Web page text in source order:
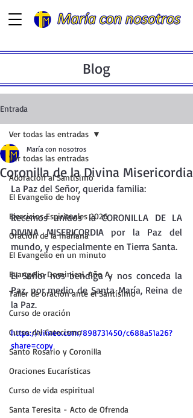
Blog
Entrada
Ver todas las entradas
Adoración al Santísimo
El Evangelio de hoy
Ejercicios Espirituales 2026
Oración de la mañana
El Evangelio en un minuto
Evangelio Dominical. Año A.
Taller de oración ante el Santísimo
Curso de oración
Curso del Catecismo
Santo Rosario y Coronilla
Oraciones Eucarísticas
Curso de vida espiritual
Santa Teresita - Acto de Ofrenda
Ver todas las entradas
Coronilla de la Divina Misericordia
María con nosotros
La Paz del Señor, querida familia:
Recemos unidos la CORONILLA DE LA
DIVINA MISERICORDIA por la Paz del
mundo, y especialmente en Tierra Santa.
El Señor nos bendiga y nos conceda la
Paz, por medio de Santa María, Reina de
la Paz.
https://vimeo.com/898731450/c688a51a26?
share=copy